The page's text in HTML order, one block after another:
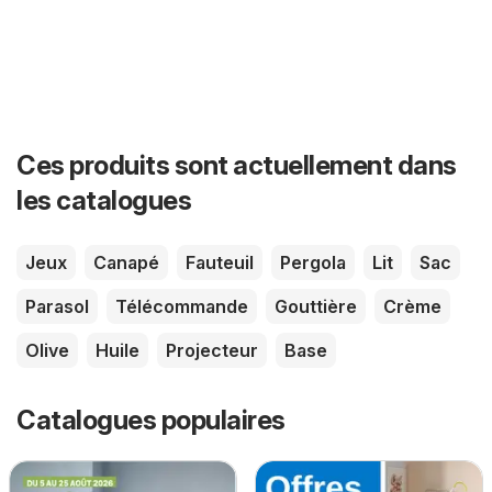
Ces produits sont actuellement dans
les catalogues
Jeux Canapé Fauteuil Pergola Lit
Sac
Parasol
Télécommande Gouttière
Crème
Olive
Huile Projecteur Base
Catalogues populaires